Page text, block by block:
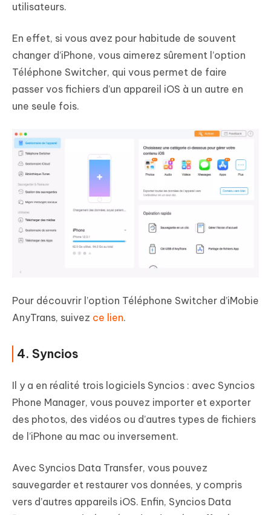
utilisateurs.
En effet, si vous avez pour habitude de souvent
changer d’iPhone, vous aimerez sûrement l’option
Téléphone Switcher, qui vous permet de faire
passer vos fichiers d’un appareil iOS à un autre en
une seule fois.
Pour découvrir l’option Téléphone Switcher d’iMobie
AnyTrans, suivez ce lien.
4. Syncios
Il y a en réalité trois logiciels Syncios : avec Syncios
Phone Manager, vous pouvez importer et exporter
des photos, des vidéos ou d’autres types de fichiers
de l’iPhone au mac ou inversement.
Avec Syncios Data Transfer, vous pouvez
sauvegarder et restaurer vos données, y compris
vers d’autres appareils iOS. Enfin, Syncios Data